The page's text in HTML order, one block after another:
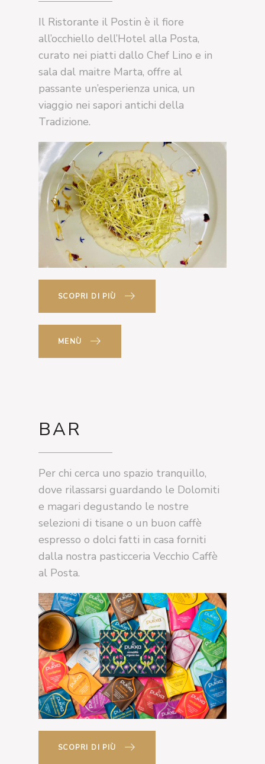
Il Ristorante il Postin è il fiore
all’occhiello dell’Hotel alla Posta,
curato nei piatti dallo Chef Lino e in
sala dal maitre Marta, offre al
passante un’esperienza unica, un
viaggio nei sapori antichi della
Tradizione.
SCOPRI DI PIÙ
MENÙ
BAR
Per chi cerca uno spazio tranquillo,
dove rilassarsi guardando le Dolomiti
e magari degustando le nostre
selezioni di tisane o un buon caffè
espresso o dolci fatti in casa forniti
dalla nostra pasticceria Vecchio Caffè
al Posta.
SCOPRI DI PIÙ